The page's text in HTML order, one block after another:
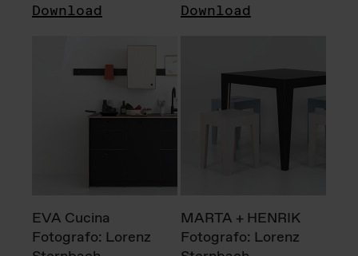
Download Download
EVA Cucina
Fotografo: Lorenz
MARTA + HENRIK
Fotografo: Lorenz